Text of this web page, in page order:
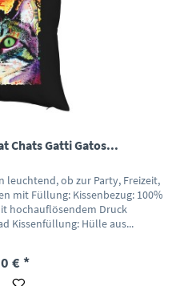
Chats Gatti Gatos...
leuchtend, ob zur Party, Freizeit,
mit Füllung: Kissenbezug: 100%
hochauflösendem Druck
Kissenfüllung: Hülle aus...
€ *